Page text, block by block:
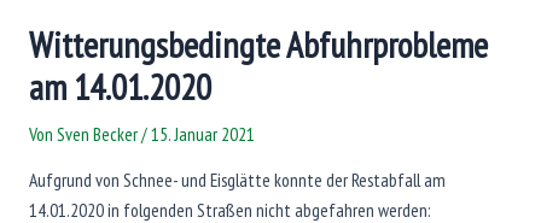
Witterungsbedingte Abfuhrprobleme
am 14.01.2020
Von Sven Becker/15. Januar 2021
Aufgrund von Schnee- und Eisglätte konnte der Restabfall am
14.01.2020 in folgenden Straßen nicht abgefahren werden: